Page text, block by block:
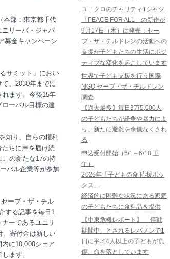
本部：東京都千代
リーバ・ジャパ
募金キャンペーン
サミット」におい
、2030年までに
れます。今後15年
ーバル目標の達
知り、自らの権利
ちに声を届け続
この新たな17の持
バル企業等が参加
ーブ・ザ・チル
する記事を毎日1
ーであるユニリ
。寄付金は新しい
に10,000シェア
ます。
ユニクロのチャリティTシャツ
「PEACE FOR ALL」の新作が
9月17日（木）に発売：セー
ブ・ザ・チルドレンの活動への
支援が子どもたちの生活にポジ
ティブな変化を起こしています
世界で子ども支援を行う国際
NGO セーブ・ザ・チルドレン
調査
【過去最多】毎日3万5,000人
の子どもたちが紛争や暴力によ
り、新たに避難を余儀なくされ
る
申込受付開始（6/1～6/18 正
午）
2026年「子どもの食 応援ボッ
クス」
経済的に困難な状況にある家庭
の子どもたちに食料品を提供
【中東危機レポート】 「停戦
期間中」とされるレバノンで1
日に平均4人以上の子どもが負
傷、命を落としています